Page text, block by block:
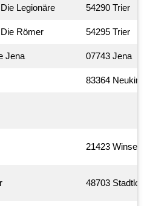
Legionäre 54290 Trier
Römer 54295 Trier
Jena 07743 Jena
83364
21423 Winsen
48703